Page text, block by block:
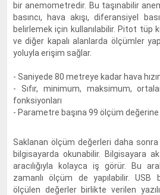
bir anemometredir. Bu taşınabilir
basıncı, hava akışı, diferansiyel
belirlemek için kullanılabilir. Pitot tüp
ve diğer kapalı alanlarda ölçümler
yoluyla erişim sağlar.
- Saniyede 80 metreye kadar hava
- Sıfır, minimum, maksimum,
fonksiyonları
- Parametre başına 99 ölçüm
Saklanan ölçüm değerleri daha
bilgisayarda okunabilir. Bilgisayara
aracılığıyla kolayca iş görür. Bu
zamanlı ölçüm de yapılabilir. USB
ölçülen değerler birlikte verilen